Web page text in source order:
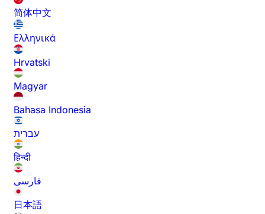
简体中文
Ελληνικά
Hrvatski
Magyar
Bahasa Indonesia
עברית
हिन्दी
فارسی
日本語